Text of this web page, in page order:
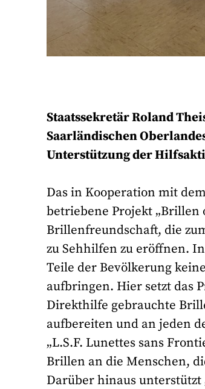
Staatssekretär Roland
Saarländischen
Unterstützung der
Das in Kooperation mit
betriebene Projekt „Brillen
Brillenfreundschaft, die
zu Sehhilfen zu eröffnen.
Teile der Bevölkerung
aufbringen. Hier setzt das
Direkthilfe gebrauchte
aufbereiten und an jeden
„L.S.F. Lunettes sans
Brillen an die Menschen,
Darüber hinaus